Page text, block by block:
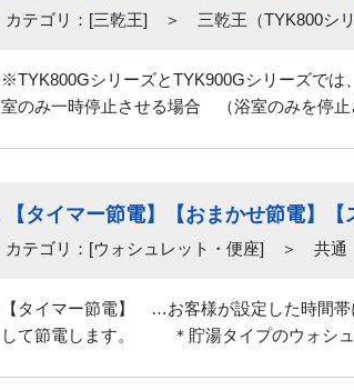
カテゴリ：[三乾王] ＞ 三乾王（TYK800シリ
※TYK800GシリーズとTYK900Gシリーズでは
室のみ一時停止させる場合 （浴室のみを停止
【タイマー節電】【おまかせ節電】
カテゴリ：[ウォシュレット・便座] ＞ 共通
【タイマー節電】 …お客様が設定した時間
して節電します。 ＊貯湯タイプのウォシュ